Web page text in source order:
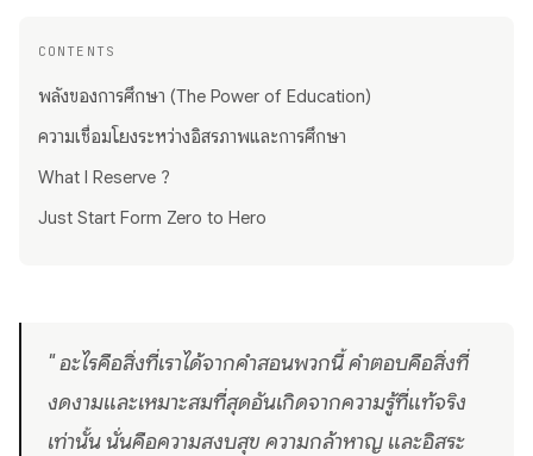
CONTENTS
พลังของการศึกษา (The Power of Education)
ความเชื่อมโยงระหว่างอิสรภาพและการศึกษา
What I Reserve ?
Just Start Form Zero to Hero
" อะไรคือสิ่งที่เราได้จากคำสอนพวกนี้ คำตอบคือสิ่งที่
งดงามและเหมาะสมที่สุดอันเกิดจากความรู้ที่แท้จริง
เท่านั้น นั่นคือความสงบสุข ความกล้าหาญ และอิสระ